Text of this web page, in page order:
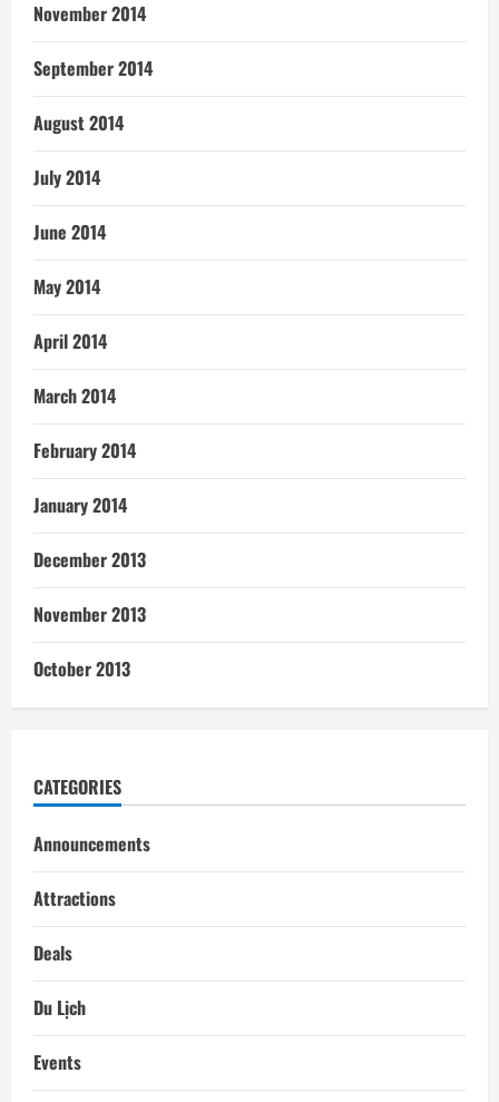
November 2014
September 2014
August 2014
July 2014
June 2014
May 2014
April 2014
March 2014
February 2014
January 2014
December 2013
November 2013
October 2013
CATEGORIES
Announcements
Attractions
Deals
Du Lịch
Events